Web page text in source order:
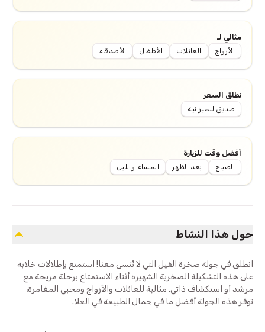
مثالي لـ
الأزواج العائلات الأطفال الأصدقاء
نطاق السعر
صديق للميزانية
أفضل وقت للزيارة
الصباح بعد الظهر المساء والليل
حول هذا النشاط
انطلق في جولة صخرة الفيل التي لا تُنسى معنا! استمتع بإطلالات خلابة
على هذه التشكيلة الصخرية الشهيرة أثناء الاستمتاع برحلة مريحة مع
مرشد أو استكشاف ذاتي. مثالية للعائلات والأزواج ومحبي المغامرة،
توفر هذه الجولة أفضل ما في جمال الطبيعة في العلا.